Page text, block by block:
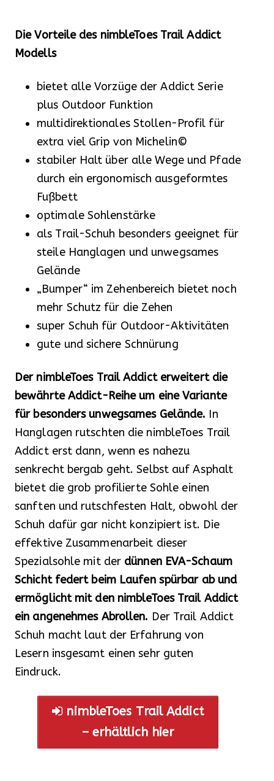
Die Vorteile des nimbleToes Trail Addict
Modells
bietet alle Vorzüge der Addict Serie
plus Outdoor Funktion
multidirektionales Stollen-Profil für
extra viel Grip von Michelin©
stabiler Halt über alle Wege und Pfade
durch ein ergonomisch ausgeformtes
Fußbett
optimale Sohlenstärke
als Trail-Schuh besonders geeignet für
steile Hanglagen und unwegsames
Gelände
„Bumper“ im Zehenbereich bietet noch
mehr Schutz für die Zehen
super Schuh für Outdoor-Aktivitäten
gute und sichere Schnürung
Der nimbleToes Trail Addict erweitert die
bewährte Addict-Reihe um eine Variante
für besonders unwegsames Gelände. In
Hanglagen rutschten die nimbleToes Trail
Addict erst dann, wenn es nahezu
senkrecht bergab geht. Selbst auf Asphalt
bietet die grob profilierte Sohle einen
sanften und rutschfesten Halt, obwohl der
Schuh dafür gar nicht konzipiert ist. Die
effektive Zusammenarbeit dieser
Spezialsohle mit der dünnen EVA-Schaum
Schicht federt beim Laufen spürbar ab und
ermöglicht mit den nimbleToes Trail Addict
ein angenehmes Abrollen. Der Trail Addict
Schuh macht laut der Erfahrung von
Lesern insgesamt einen sehr guten
Eindruck.
nimbleToes Trail Addict
– erhältlich hier